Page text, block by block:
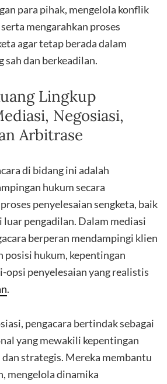
para pihak, mengelola konflik
mengarahkan proses
agar tetap berada dalam
sah dan berkeadilan.
Lingkup
Negosiasi,
Arbitrase
di bidang ini adalah
hukum secara
penyelesaian sengketa, baik
luar pengadilan. Dalam mediasi
berperan mendampingi klien
posisi hukum, kepentingan
opsi penyelesaian yang realistis
.
pengacara bertindak sebagai
yang mewakili kepentingan
strategis. Mereka membantu
mengelola dinamika